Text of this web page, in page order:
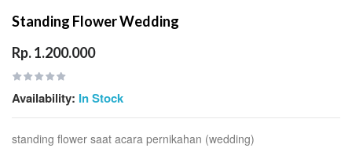
Standing Flower Wedding
Rp. 1.200.000
Availability: In Stock
standing flower saat acara pernikahan (wedding)